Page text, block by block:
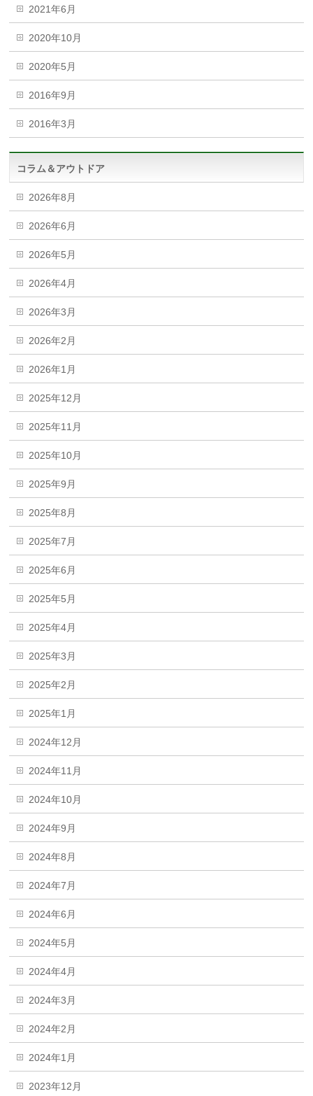
2021年6月
2020年10月
2020年5月
2016年9月
2016年3月
コラム＆アウトドア
2026年8月
2026年6月
2026年5月
2026年4月
2026年3月
2026年2月
2026年1月
2025年12月
2025年11月
2025年10月
2025年9月
2025年8月
2025年7月
2025年6月
2025年5月
2025年4月
2025年3月
2025年2月
2025年1月
2024年12月
2024年11月
2024年10月
2024年9月
2024年8月
2024年7月
2024年6月
2024年5月
2024年4月
2024年3月
2024年2月
2024年1月
2023年12月